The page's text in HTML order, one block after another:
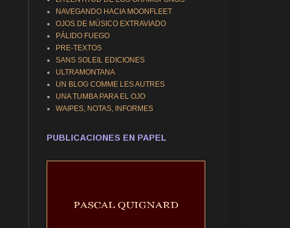
NAVEGANDO HACIA MOONFLEET
OJOS DE MÚSICO EXTRAVIADO
PÁLIDO FUEGO
PRE-TEXTOS
SANS SOLEIL EDICIONES
ULTRAMONTANA
UN BLOG COMME LES AUTRES
UNA TUMBA PARA EL OJO
WAIPES, NOTAS, INFORMES
PUBLICACIONES EN PAPEL